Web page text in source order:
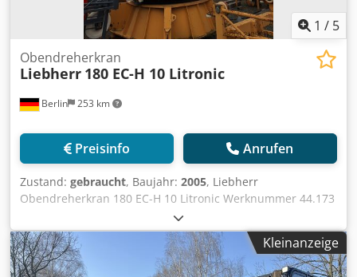
1 / 5
Berlin 253 km
Obendreherkran
Liebherr 180 EC-H 10 Litronic
Preisinfo Anrufen
Zustand: gebraucht, Baujahr: 2005, Liebherr
Obendreherkran 180 EC-H 10 Litronic Werknummer 44.173
Chjdey Thdqjpfx Aa Esa Gebrauchter Liebherr
Obendreherkran 180 EC-H 10 Litronic aus dem Baujahr
2005. Angeboten wird der Oberkran mit 45,0 m Ausladung.
Geeignet für Hochbau, Industrie- und Großbaustellen.
Kleinanzeige